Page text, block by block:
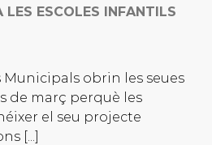
LES ESCOLES INFANTILS
Municipals obrin les seues
de març perquè les
el seu projecte
[...]